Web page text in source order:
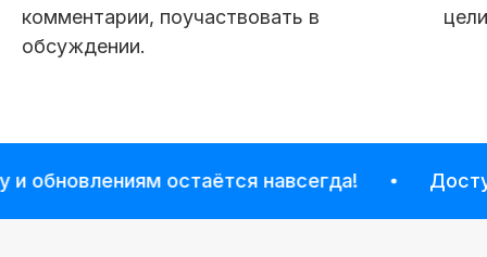
комментарии, поучаствовать в
обсуждении.
остаётся навсегда! Доступ к
Получить полную